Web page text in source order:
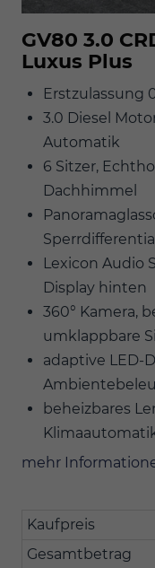
GV80 3.0
Luxus Plus
Erstzulassung
3.0 Diesel
Automatik
6 Sitzer,
Dachhimmel
Sperrdifferential
Lexicon Audio
Display hinten
360° Kamera,
umklappbare
adaptive LED-
beheizbares
mehr
Kaufpreis
Gesamtbetrag